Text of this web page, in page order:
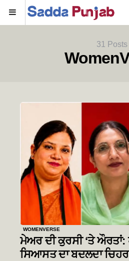
Menu
31 Posts
WOMENVERSE
ਮੇਅਰ ਦੀ ਕੁਰਸੀ ‘ਤੇ ਔਰਤਾਂ:
ਸਿਆਸਤ ਦਾ ਬਦਲਦਾ